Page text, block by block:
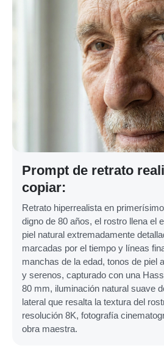
Prompt de retrato
copiar:
Retrato hiperrealista en
digno de 80 años, el rostro llena el
piel natural extremadamente
marcadas por el tiempo y líneas
manchas de la edad, tonos de piel
y serenos, capturado con una
80 mm, iluminación natural suave
lateral que resalta la textura del
resolución 8K, fotografía
obra maestra.